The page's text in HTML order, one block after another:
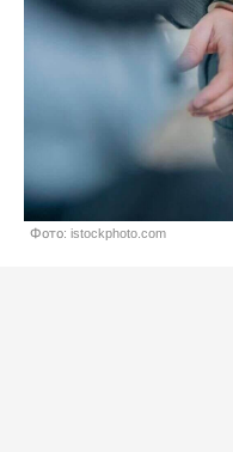
Фото: istockphoto.com